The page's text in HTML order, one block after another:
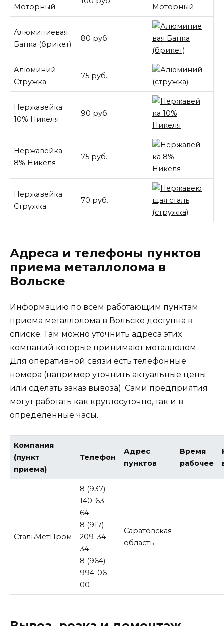
Моторный
Алюминиевая
Банка (брикет)
80 руб.
Алюминий
Стружка
75 руб.
Нержавейка
10% Никеля
90 руб.
Нержавейка
8% Никеля
75 руб.
Нержавейка
Стружка
70 руб.
Адреса и телефоны пунктов
приема металлолома в
Вольске
Информацию по всем работающим пунктам
приема металлолома в Вольске доступна в
списке. Там можно уточнить адреса этих
компаний которые принимают металлолом.
Для оперативной связи есть телефонные
номера (например уточнить актуальные цены
или сделать заказ вывоза). Сами предприятия
могут работать как круглосуточно, так и в
определенные часы.
Компания
(пункт
приема)
Телефон
Адрес
пунктов
Время
рабочее
СтальМетПром
8 (937)
140-63-
64
8 (917)
209-34-
34
8 (964)
994-06-
00
Саратовская
область
—